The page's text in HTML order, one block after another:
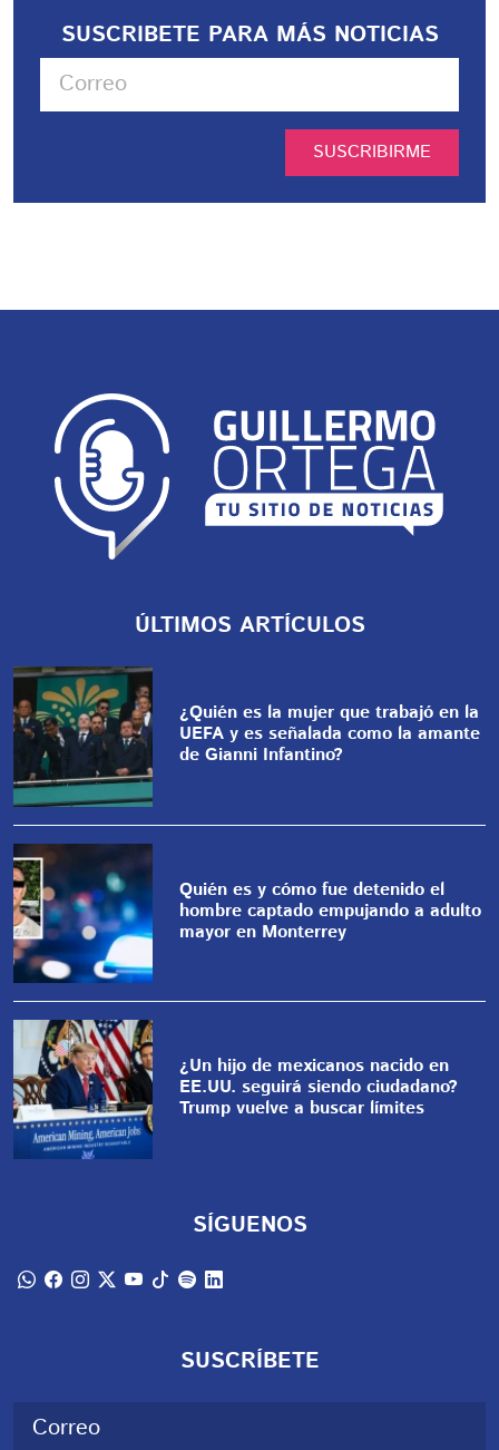
SUSCRIBETE PARA MÁS NOTICIAS
SUSCRIBIRME
ÚLTIMOS ARTÍCULOS
¿Quién es la mujer que trabajó en la
UEFA y es señalada como la amante
de Gianni Infantino?
Quién es y cómo fue detenido el
hombre captado empujando a adulto
mayor en Monterrey
¿Un hijo de mexicanos nacido en
EE.UU. seguirá siendo ciudadano?
Trump vuelve a buscar límites
SÍGUENOS
SUSCRÍBETE